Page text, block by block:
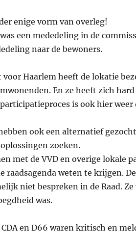
enige vorm van overleg!
een mededeling in de
naar de bewoners.
voor Haarlem heeft de lokatie
En ze heeft zich
is ook hier
ook een alternatief
zoeken.
met de VVD en overige lokale
raadsagenda weten te krijgen.
niet bespreken in de Raad.
was.
CDA en D66 waren kritisch en